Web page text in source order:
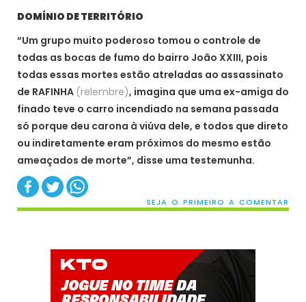
DOMÍNIO DE TERRITÓRIO
“Um grupo muito poderoso tomou o controle de
todas as bocas de fumo do bairro João XXIII, pois
todas essas mortes estão atreladas ao assassinato
de RAFINHA (relembre), imagina que uma ex-amiga do
finado teve o carro incendiado na semana passada
só porque deu carona à viúva dele, e todos que direto
ou indiretamente eram próximos do mesmo estão
ameaçados de morte”, disse uma testemunha.
SEJA O PRIMEIRO A COMENTAR